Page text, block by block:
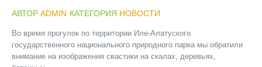
АВТОР ADMIN КАТЕГОРИЯ НОВОСТИ
Во время прогулок по территории Иле-Алатуского
государственного национального природного парка мы обратили
внимание на изображения свастики на скалах, деревьях,